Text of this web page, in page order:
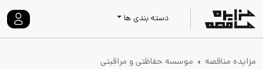
دسته بندی ها
مزایده مناقصه
موسسه حفاظتی و مراقبتی